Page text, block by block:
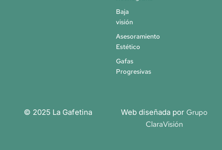
Baja
visión
Asesoramiento
Estético
Gafas
Progresivas
© 2025 La Gafetina Web diseñada por Grupo
ClaraVisión